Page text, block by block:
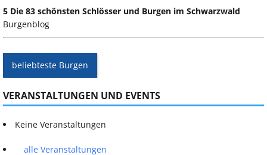
5 Die 83 schönsten Schlösser und Burgen im Schwarzwald
Burgenblog
beliebteste Burgen
VERANSTALTUNGEN UND EVENTS
Keine Veranstaltungen
alle Veranstaltungen